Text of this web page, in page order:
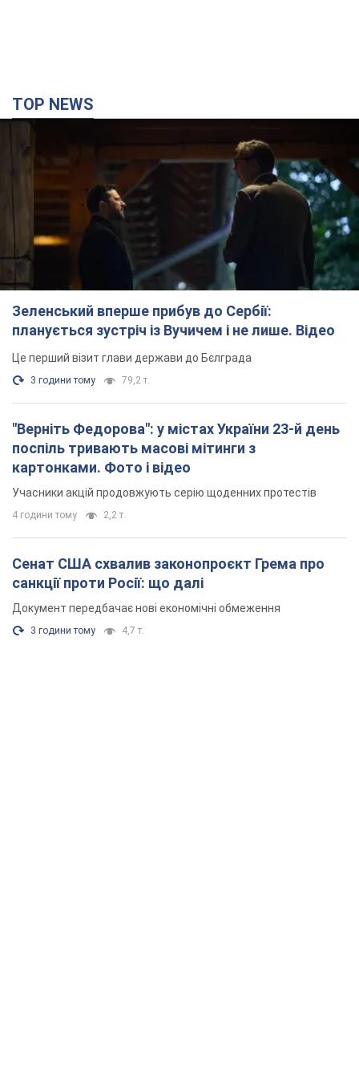
TOP NEWS
Зеленський вперше прибув до Сербії:
планується зустріч із Вучичем і не лише. Відео
Це перший візит глави держави до Бєлграда
3 години тому 79,2 т.
"Верніть Федорова": у містах України 23-й день
поспіль тривають масові мітинги з
картонками. Фото і відео
Учасники акцій продовжують серію щоденних протестів
4 години тому 2,2 т.
Сенат США схвалив законопроєкт Грема про
санкції проти Росії: що далі
Документ передбачає нові економічні обмеження
3 години тому 4,7 т.